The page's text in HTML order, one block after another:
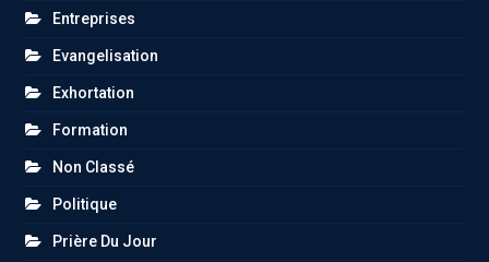
Entreprises
Evangelisation
Exhortation
Formation
Non Classé
Politique
Prière Du Jour